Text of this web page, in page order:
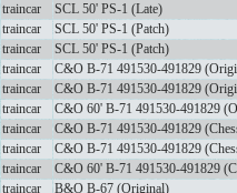
traincar
SCL 50' PS-1 (Late)
traincar
SCL 50' PS-1 (Patch)
traincar
SCL 50' PS-1 (Patch)
traincar
C&O B-71 491530-491829
traincar
C&O B-71 491530-491829
traincar
C&O 60' B-71 491530-491829
traincar
C&O B-71 491530-491829
traincar
C&O B-71 491530-491829
traincar
C&O 60' B-71 491530-491829
traincar
B&O B-67 (Original)